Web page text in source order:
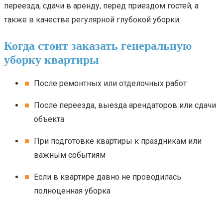
переезда, сдачи в аренду, перед приездом гостей, а
также в качестве регулярной глубокой уборки.
Когда стоит заказать генеральную
уборку квартиры
После ремонтных или отделочных работ
После переезда, выезда арендаторов или сдачи
объекта
При подготовке квартиры к праздникам или
важным событиям
Если в квартире давно не проводилась
полноценная уборка